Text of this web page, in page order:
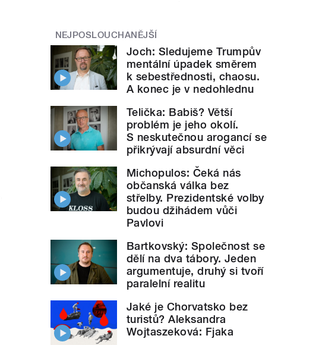
NEJPOSLOUCHANĚJŠÍ
Joch: Sledujeme Trumpův
mentální úpadek směrem
k sebestřednosti, chaosu.
A konec je v nedohlednu
Telička: Babiš? Větší
problém je jeho okolí.
S neskutečnou arogancí se
přikrývají absurdní věci
Michopulos: Čeká nás
občanská válka bez
střelby. Prezidentské volby
budou džihádem vůči
Pavlovi
Bartkovský: Společnost se
dělí na dva tábory. Jeden
argumentuje, druhý si tvoří
paralelní realitu
Jaké je Chorvatsko bez
turistů? Aleksandra
Wojtaszeková: Fjaka